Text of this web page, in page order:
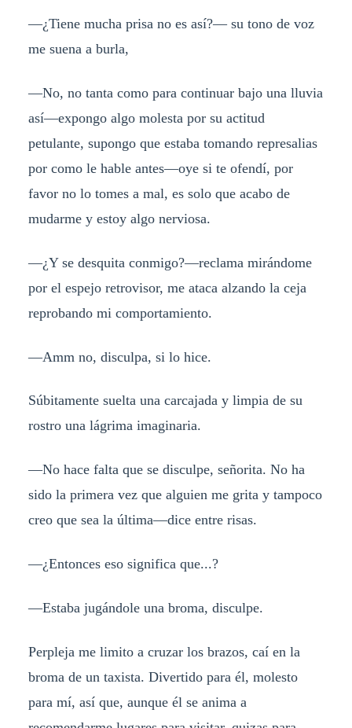
—¿Tiene mucha prisa no es así?— su tono de voz
me suena a burla,
—No, no tanta como para continuar bajo una lluvia
así—expongo algo molesta por su actitud
petulante, supongo que estaba tomando represalias
por como le hable antes—oye si te ofendí, por
favor no lo tomes a mal, es solo que acabo de
mudarme y estoy algo nerviosa.
—¿Y se desquita conmigo?—reclama mirándome
por el espejo retrovisor, me ataca alzando la ceja
reprobando mi comportamiento.
—Amm no, disculpa, si lo hice.
Súbitamente suelta una carcajada y limpia de su
rostro una lágrima imaginaria.
—No hace falta que se disculpe, señorita. No ha
sido la primera vez que alguien me grita y tampoco
creo que sea la última—dice entre risas.
—¿Entonces eso significa que...?
—Estaba jugándole una broma, disculpe.
Perpleja me limito a cruzar los brazos, caí en la
broma de un taxista. Divertido para él, molesto
para mí, así que, aunque él se anima a